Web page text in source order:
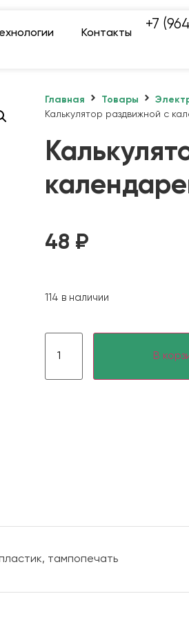
Контакты
+7
Главная Товары
Калькулятор раздвижной с
48 ₽
114 в наличии
В
тампопечать